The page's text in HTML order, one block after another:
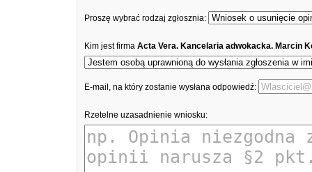
Proszę wybrać rodzaj zgłosznia:
Kim jest firma Acta Vera. Kancelaria adwokacka. Marcin
E-mail, na który zostanie wysłana odpowiedź:
Rzetelne uzasadnienie wniosku: